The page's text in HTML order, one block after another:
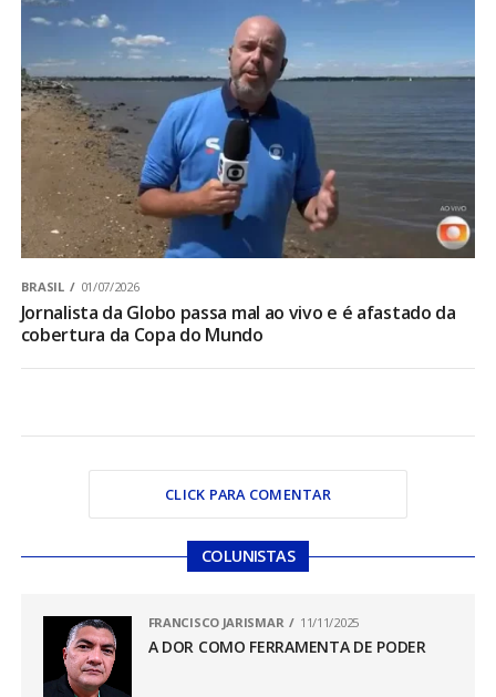
BRASIL 01/07/2026
Jornalista da Globo passa mal ao vivo e é afastado da
cobertura da Copa do Mundo
CLICK PARA COMENTAR
COLUNISTAS
FRANCISCO JARISMAR 11/11/2025
A DOR COMO FERRAMENTA DE PODER